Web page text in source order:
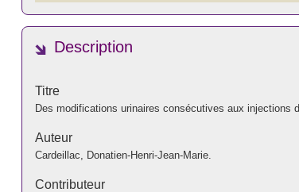
Description
Titre
Des modifications urinaires consécutives aux injections
Auteur
Cardeillac, Donatien-Henri-Jean-Marie.
Contributeur